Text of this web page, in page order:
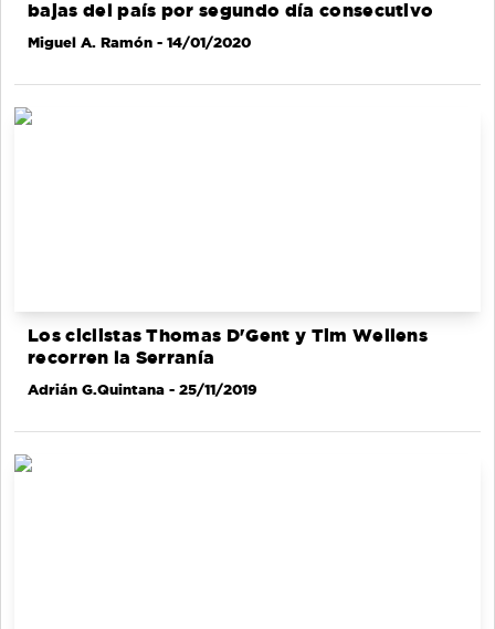
bajas del país por segundo día consecutivo
Miguel A. Ramón - 14/01/2020
Los ciclistas Thomas D'Gent y Tim Wellens
recorren la Serranía
Adrián G.Quintana - 25/11/2019